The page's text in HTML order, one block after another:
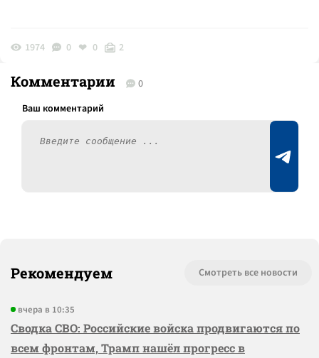
1974 0 0 2
Комментарии 0
Рекомендуем Смотреть все новости
вчера в 10:35
Сводка СВО: Российские войска продвигаются по
всем фронтам, Трамп нашёл прогресс в